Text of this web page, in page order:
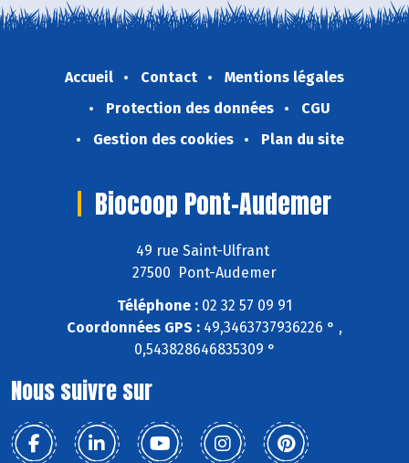
Accueil Contact
Mentions légales
Protection des données
CGU
Gestion des cookies
Plan du site
Biocoop Pont-Audemer
49 rue Saint-Ulfrant
27500 Pont-Audemer
Téléphone : 02 32 57 09 91
Coordonnées GPS : 49,3463737936226 ° ,
0,543828646835309 °
Nous suivre sur